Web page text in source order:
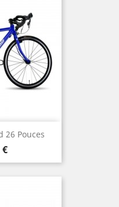
26 Pouces